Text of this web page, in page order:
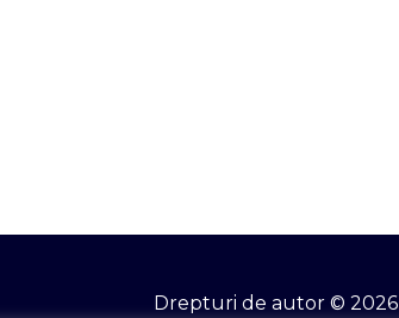
Drepturi de autor © 2026